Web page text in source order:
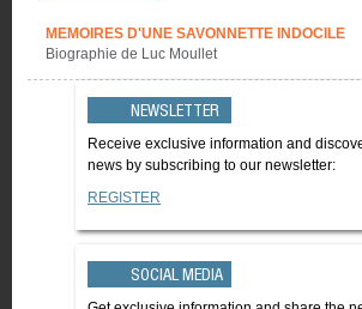
MEMOIRES D'UNE SAVONNETTE INDOCILE
Biographie de Luc Moullet
NEWSLETTER
Receive exclusive information and
news by subscribing to our newsletter:
REGISTER
SOCIAL MEDIA